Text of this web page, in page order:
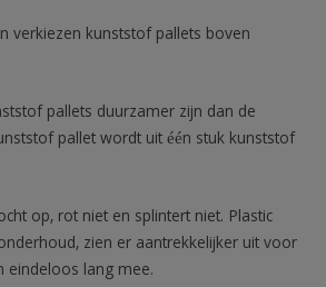
verkiezen kunststof pallets boven
pallets duurzamer zijn dan de
pallet wordt uit één stuk kunststof
op, rot niet en splintert niet. Plastic
zien er aantrekkelijker uit voor
eindeloos lang mee.